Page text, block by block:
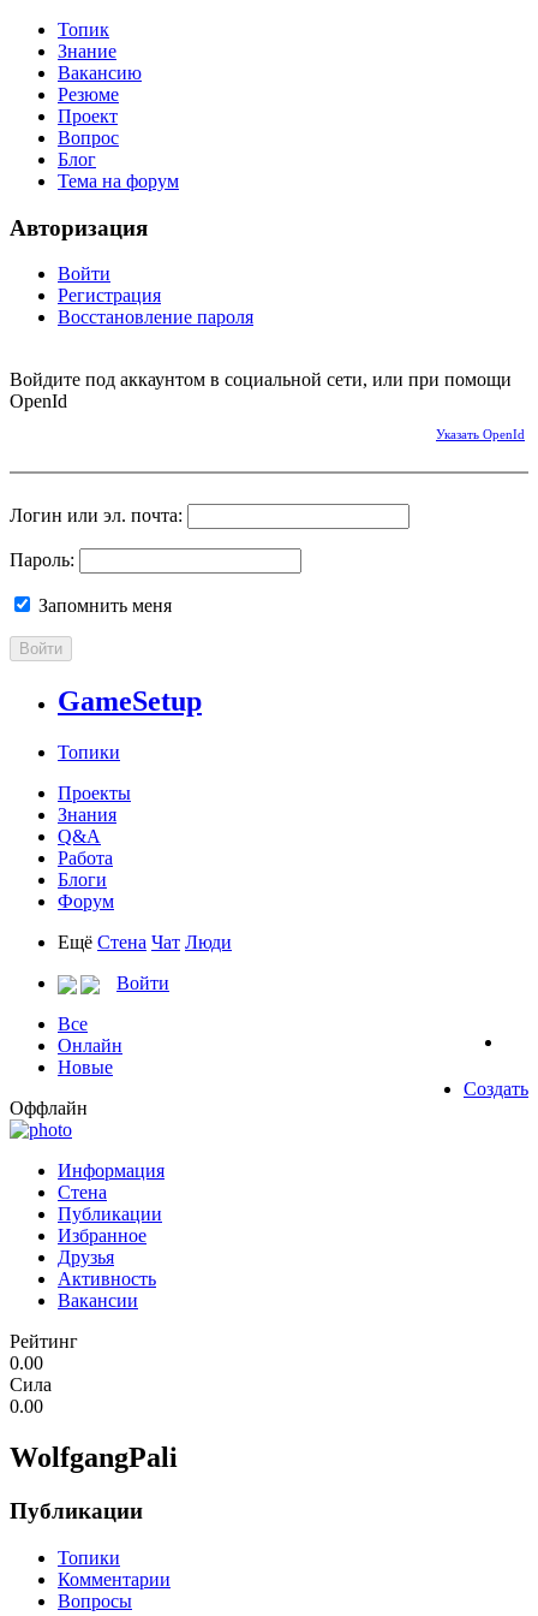
Топик
Знание
Вакансию
Резюме
Проект
Вопрос
Блог
Тема на форум
Авторизация
Войти
Регистрация
Восстановление пароля
Войдите под аккаунтом в социальной сети, или при помощи
OpenId
Указать OpenId
Логин или эл. почта:
Пароль:
Запомнить меня
Войти
GameSetup
Топики
Проекты
Знания
Q&A
Работа
Блоги
Форум
Ещё Стена Чат Люди
Войти
Все
Онлайн
Новые
Создать
Оффлайн
Информация
Стена
Публикации
Избранное
Друзья
Активность
Вакансии
Рейтинг
0.00
Сила
0.00
WolfgangPali
Публикации
Топики
Комментарии
Вопросы